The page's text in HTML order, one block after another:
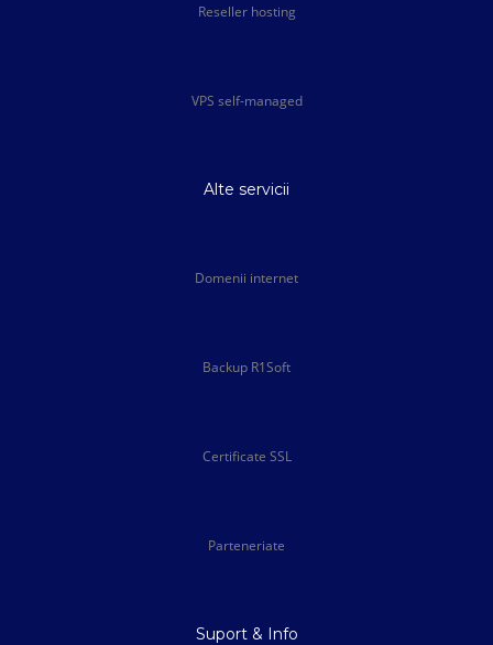
Reseller hosting
VPS self-managed
Alte servicii
Domenii internet
Backup R1Soft
Certificate SSL
Parteneriate
Suport & Info